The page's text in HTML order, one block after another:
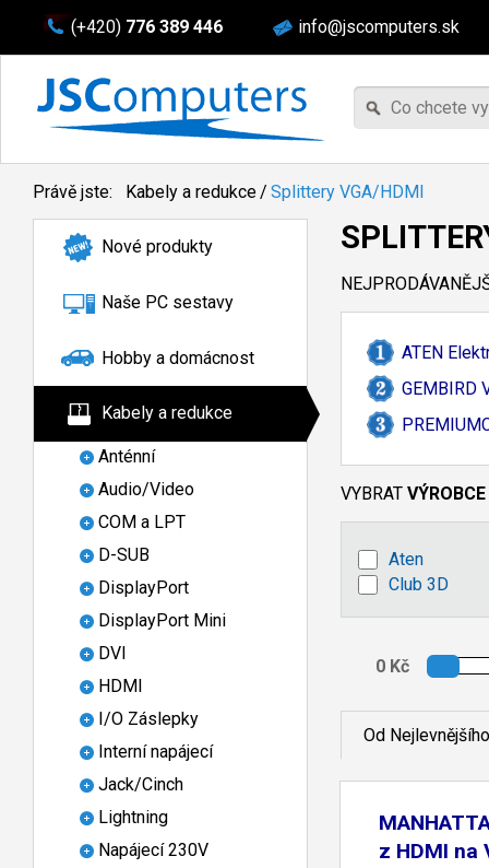
(+420) 776 389 446 info@jscomputers.sk
Právě jste: Kabely a redukce/ Splittery VGA/HDMI
Nové produkty
Naše PC sestavy
Hobby a domácnost
Kabely a redukce
Anténní
Audio/Video
COM a LPT
D-SUB
DisplayPort
DisplayPort Mini
DVI
HDMI
I/O Záslepky
Interní napájecí
Jack/Cinch
Lightning
Napájecí 230V
ATEN
GEMBIRD
VYBRAT VÝROBCE
Aten
Club 3D
Od Nejlevnějšího
z HDMI na